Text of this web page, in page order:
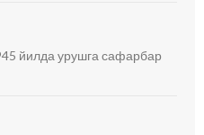
йилда урушга сафарбар